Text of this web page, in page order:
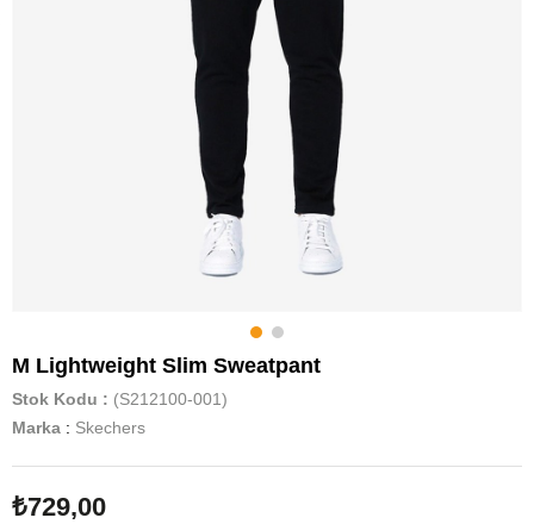
M Lightweight Slim Sweatpant
Stok Kodu
(S212100-001)
Marka : Skechers
₺729,00